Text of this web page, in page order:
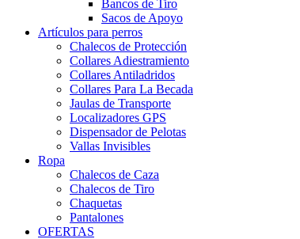
Bancos de Tiro
Sacos de Apoyo
Artículos para perros
Chalecos de Protección
Collares Adiestramiento
Collares Antiladridos
Collares Para La Becada
Jaulas de Transporte
Localizadores GPS
Dispensador de Pelotas
Vallas Invisibles
Ropa
Chalecos de Caza
Chalecos de Tiro
Chaquetas
Pantalones
OFERTAS